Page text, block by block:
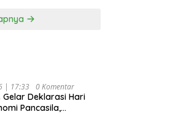
| 17:33 0 Komentar
Deklarasi Hari
Pancasila,